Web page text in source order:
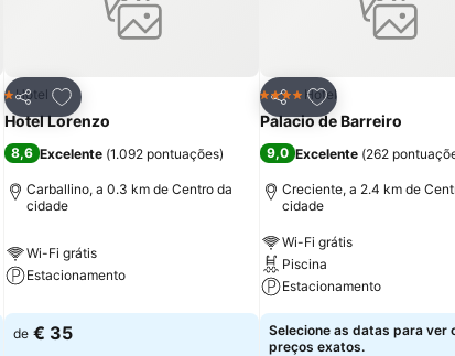
Partilhar
Adicionar aos favoritos
1 Estrelas
Hotel
Hotel Lorenzo
8,6 Excelente (1.092 pontuações)
Carballino, a 0.3 km de Centro da
cidade
Wi-Fi grátis
Estacionamento
de € 35
Partilhar
Adicionar aos
4 EstrelasHotel
Palacio de Barreiro
9,0 Excelente (262
Creciente, a 2.4 km de
cidade
Wi-Fi grátis
Piscina
Estacionamento
Selecione as datas para ver
preços exatos.